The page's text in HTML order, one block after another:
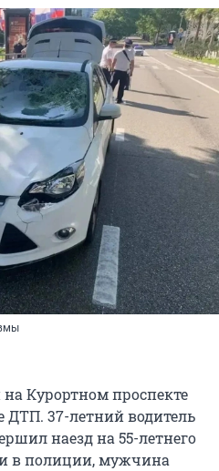
Курортном проспекте
ДТП. 37-летний водитель
наезд на 55-летнего
в полиции, мужчина